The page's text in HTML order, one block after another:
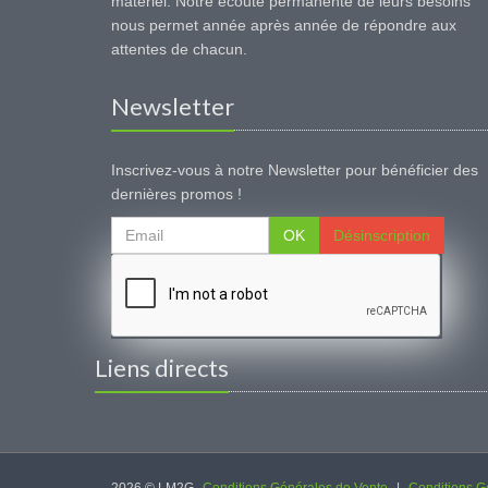
nous permet année après année de répondre aux
attentes de chacun.
Newsletter
Inscrivez-vous à notre Newsletter pour bénéficier des
dernières promos !
OK Désinscription
Liens directs